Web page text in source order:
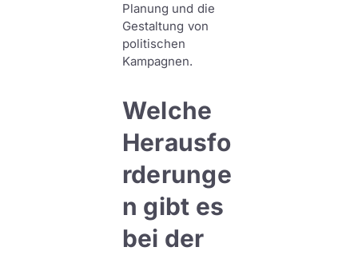
Planung und die
Gestaltung von
politischen
Kampagnen.
Welche
Herausfo
rderunge
n gibt es
bei der